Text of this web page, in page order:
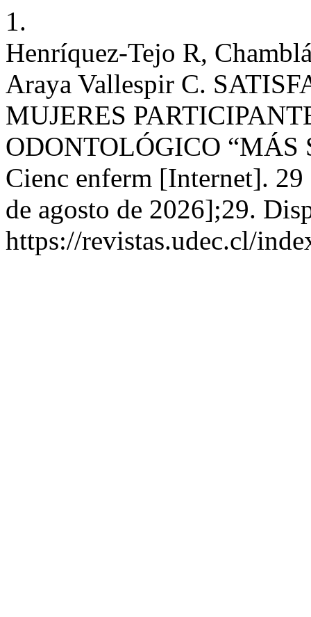
1.
Henríquez-Tejo R,
Araya Vallespir C.
MUJERES
ODONTOLÓGICO “MÁS
Cienc enferm [Internet].
de agosto de 2026];29.
https://revistas.udec.cl/